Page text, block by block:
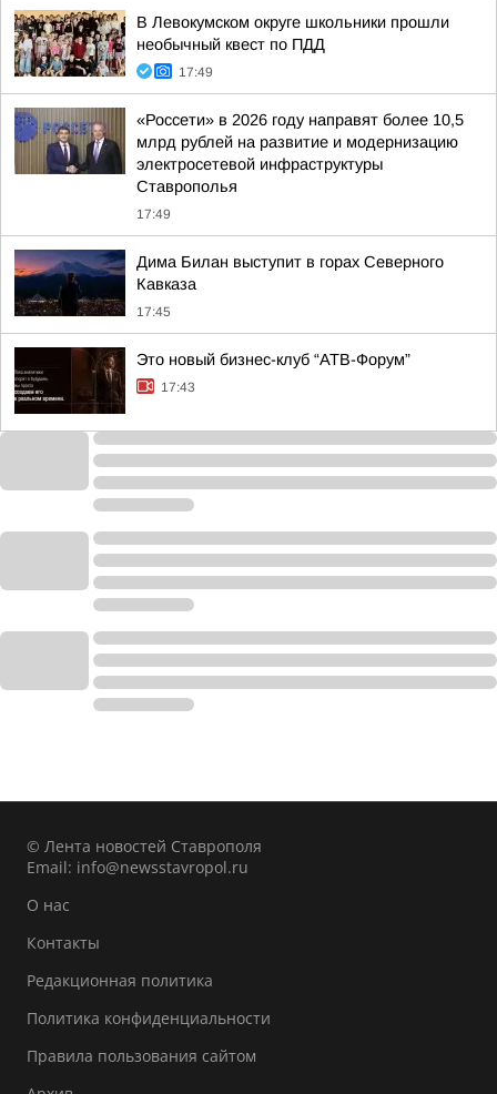
В Левокумском округе школьники прошли
необычный квест по ПДД
17:49
«Россети» в 2026 году направят более 10,5
млрд рублей на развитие и модернизацию
электросетевой инфраструктуры
Ставрополья
17:49
Дима Билан выступит в горах Северного
Кавказа
17:45
Это новый бизнес-клуб “АТВ-Форум”
17:43
© Лента новостей Ставрополя
Email: info@newsstavropol.ru
О нас
Контакты
Редакционная политика
Политика конфиденциальности
Правила пользования сайтом